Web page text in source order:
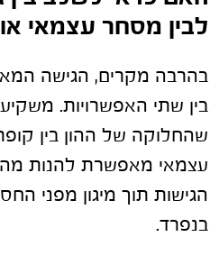
לבין מסחר עצמאי
בהרבה מקרים, הגישה
בין שתי האפשרויות.
שהחלוקה של ההון בין
עצמאי מאפשרת להנות
הגישות תוך מיגון מפני
בנפרד.